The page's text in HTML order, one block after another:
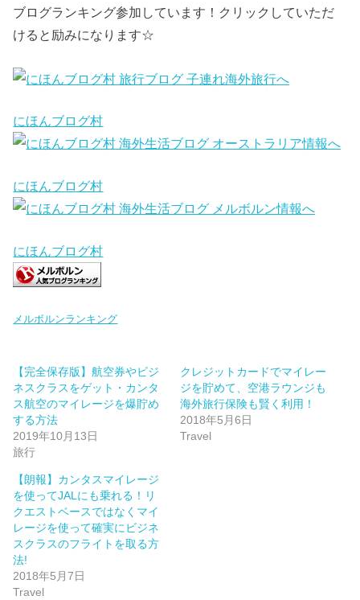
ブログランキング参加しています！クリックしていただ
けると励みになります☆
にほんブログ村
にほんブログ村
にほんブログ村
メルボルンランキング
【完全保存版】航空券やビジ
ネスクラスをゲット・カンタ
ス航空のマイレージを爆貯め
する方法
2019年10月13日
旅行
クレジットカードでマイレー
ジを貯めて、空港ラウンジも
海外旅行保険も賢く利用！
2018年5月6日
Travel
【朗報】カンタスマイレージ
を使ってJALにも乗れる！リ
クエストベースではなくマイ
レージを使って確実にビジネ
スクラスのフライトを取る方
法!
2018年5月7日
Travel